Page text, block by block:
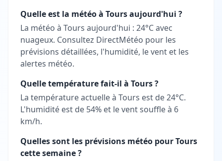
Quelle est la météo à Tours aujourd'hui ?
La météo à Tours aujourd'hui : 24°C avec
nuageux. Consultez DirectMétéo pour les
prévisions détaillées, l'humidité, le vent et les
alertes météo.
Quelle température fait-il à Tours ?
La température actuelle à Tours est de 24°C.
L'humidité est de 54% et le vent souffle à 6
km/h.
Quelles sont les prévisions météo pour Tours
cette semaine ?